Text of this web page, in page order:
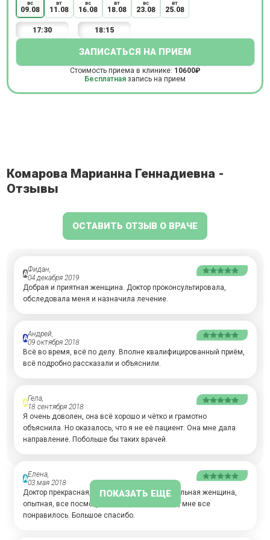
вс
09.08
вт
11.08
вс
16.08
вт
18.08
вс
23.08
вт
25.08
17:30 18:15
ЗАПИСАТЬСЯ НА ПРИЕМ
Стоимость приема в клинике: 10600₽
Бесплатная запись на прием
Комарова Марианна Геннадиевна -
Отзывы
ОСТАВИТЬ ОТЗЫВ О ВРАЧЕ
АФидан,
04 декабря 2019
Добрая и приятная женщина. Доктор проконсультировала,
обследовала меня и назначила лечение.
ААндрей,
09 октября 2018
Всё во время, всё по делу. Вполне квалифицированный приём,
всё подробно рассказали и объяснили.
АГела,
18 сентября 2018
Я очень доволен, она всё хорошо и чётко и грамотно
объяснила. Но оказалось, что я не её пациент. Она мне дала
направление. Побольше бы таких врачей.
АЕлена,
03 мая 2018
Доктор прекрасная, приятная, очень внимательная женщина,
опытная, все посмотрела. Я очень довольна, мне все
понравилось. Большое спасибо.
ПОКАЗАТЬ ЕЩЕ